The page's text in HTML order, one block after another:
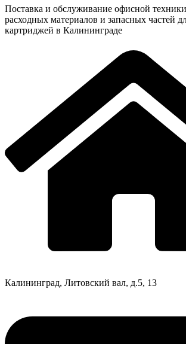
Поставка и обслуживание офисной
расходных материалов и запасных частей
картриджей в Калининграде
Калининград, Литовский вал, д.5, 13